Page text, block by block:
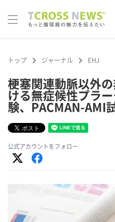
トップ keyboard_arrow_right ジャーナル keyboard_arrow_right EHJ
梗塞関連動脈以外
ける無症候性プラ
験、PACMAN-AMI
公式アカウントをフォロー